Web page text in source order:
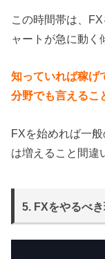
この時間帯は、
ャートが急に動く
知っていれば稼げ
分野でも言えるこ
FXを始めれば一
は増えること間違
5. FXをやるべ